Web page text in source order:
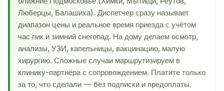
Люберцы, Балашиха). Диспетчер сразу называет
диапазон цены и реальное время приезда с учётом
час пик и зимний снегопад. На дому делаем осмотр,
анализы, УЗИ, капельницы, вакцинацию, малую
хирургию. Сложные случаи маршрутизируем в
клинику-партнёра с сопровождением. Платите только
за то, что сделали — без подписки и предоплаты.